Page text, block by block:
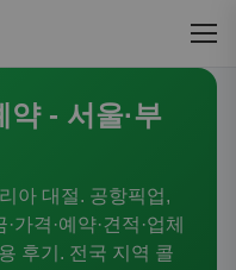
- 서울·부
아 대절. 공항픽업,
가격·예약·견적·업체
후기. 전국 지역 콜